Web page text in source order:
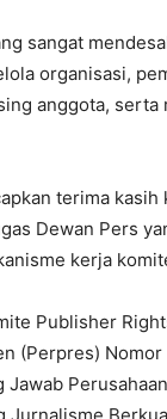
sangat
organisasi,
anggota, serta
terima kasih
Dewan Pers
kerja
Publisher
(Perpres)
Jawab